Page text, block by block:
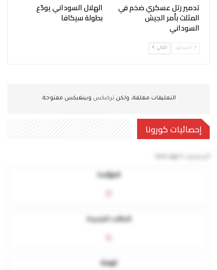
تدمير رتل عسكري ضخم في
المثلث بأمر الجيش
السوداني
الهلال السوداني يودّع
بطولة سيكافا
السابق التالي
التعليقات مغلقة، ولكن تركبكس وبينغبكس مفتوحة.
إحصائيات كورونا
المؤكدة
0
الحالات الجديدة
0
الوفاة